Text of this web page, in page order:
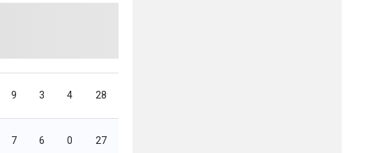
9 3 4 28
7 6 0 27